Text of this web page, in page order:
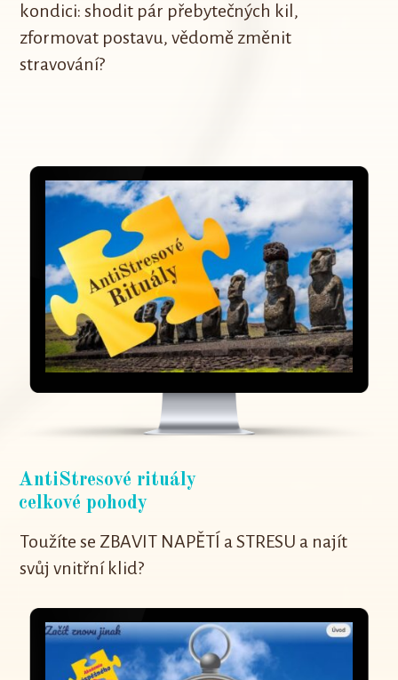
kondici: shodit pár přebytečných kil,
zformovat postavu, vědomě změnit
stravování?
AntiStresové rituály
celkové pohody
Toužíte se ZBAVIT NAPĚTÍ a STRESU a najít
svůj vnitřní klid?